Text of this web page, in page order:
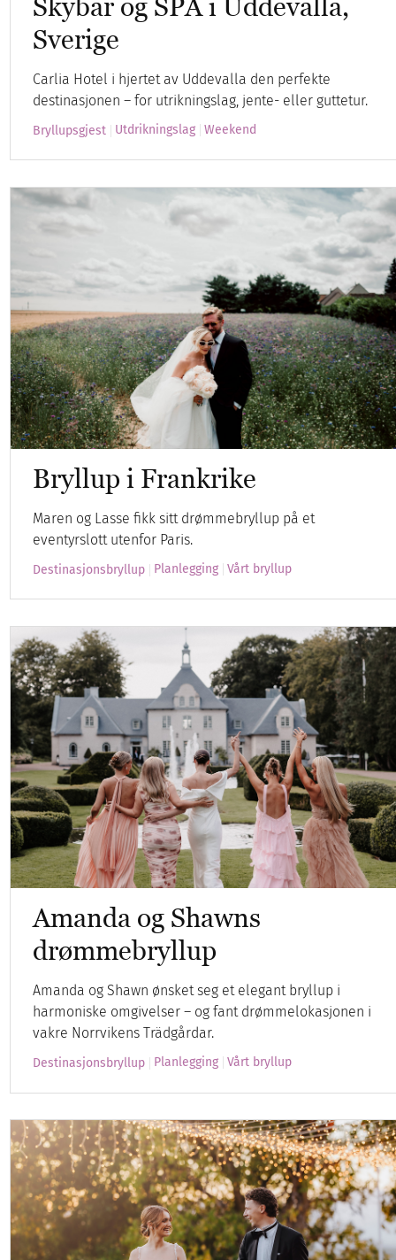
Skybar og SPA i Uddevalla,
Sverige
Carlia Hotel i hjertet av Uddevalla den perfekte
destinasjonen – for utrikningslag, jente- eller guttetur.
Bryllupsgjest Utdrikningslag Weekend
Bryllup i Frankrike
Maren og Lasse fikk sitt drømmebryllup på et
eventyrslott utenfor Paris.
Destinasjonsbryllup Planlegging Vårt bryllup
Amanda og Shawns
drømmebryllup
Amanda og Shawn ønsket seg et elegant bryllup i
harmoniske omgivelser – og fant drømmelokasjonen i
vakre Norrvikens Trädgårdar.
Destinasjonsbryllup Planlegging Vårt bryllup